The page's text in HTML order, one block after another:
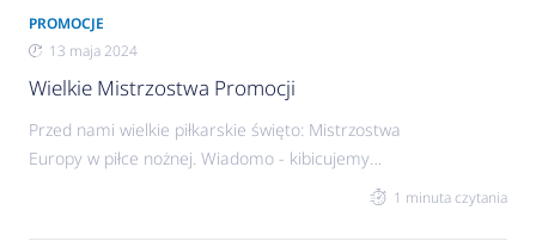
PROMOCJE
13 maja 2024
Wielkie Mistrzostwa Promocji
Przed nami wielkie piłkarskie święto: Mistrzostwa
Europy w piłce nożnej. Wiadomo - kibicujemy
1 minuta czytania